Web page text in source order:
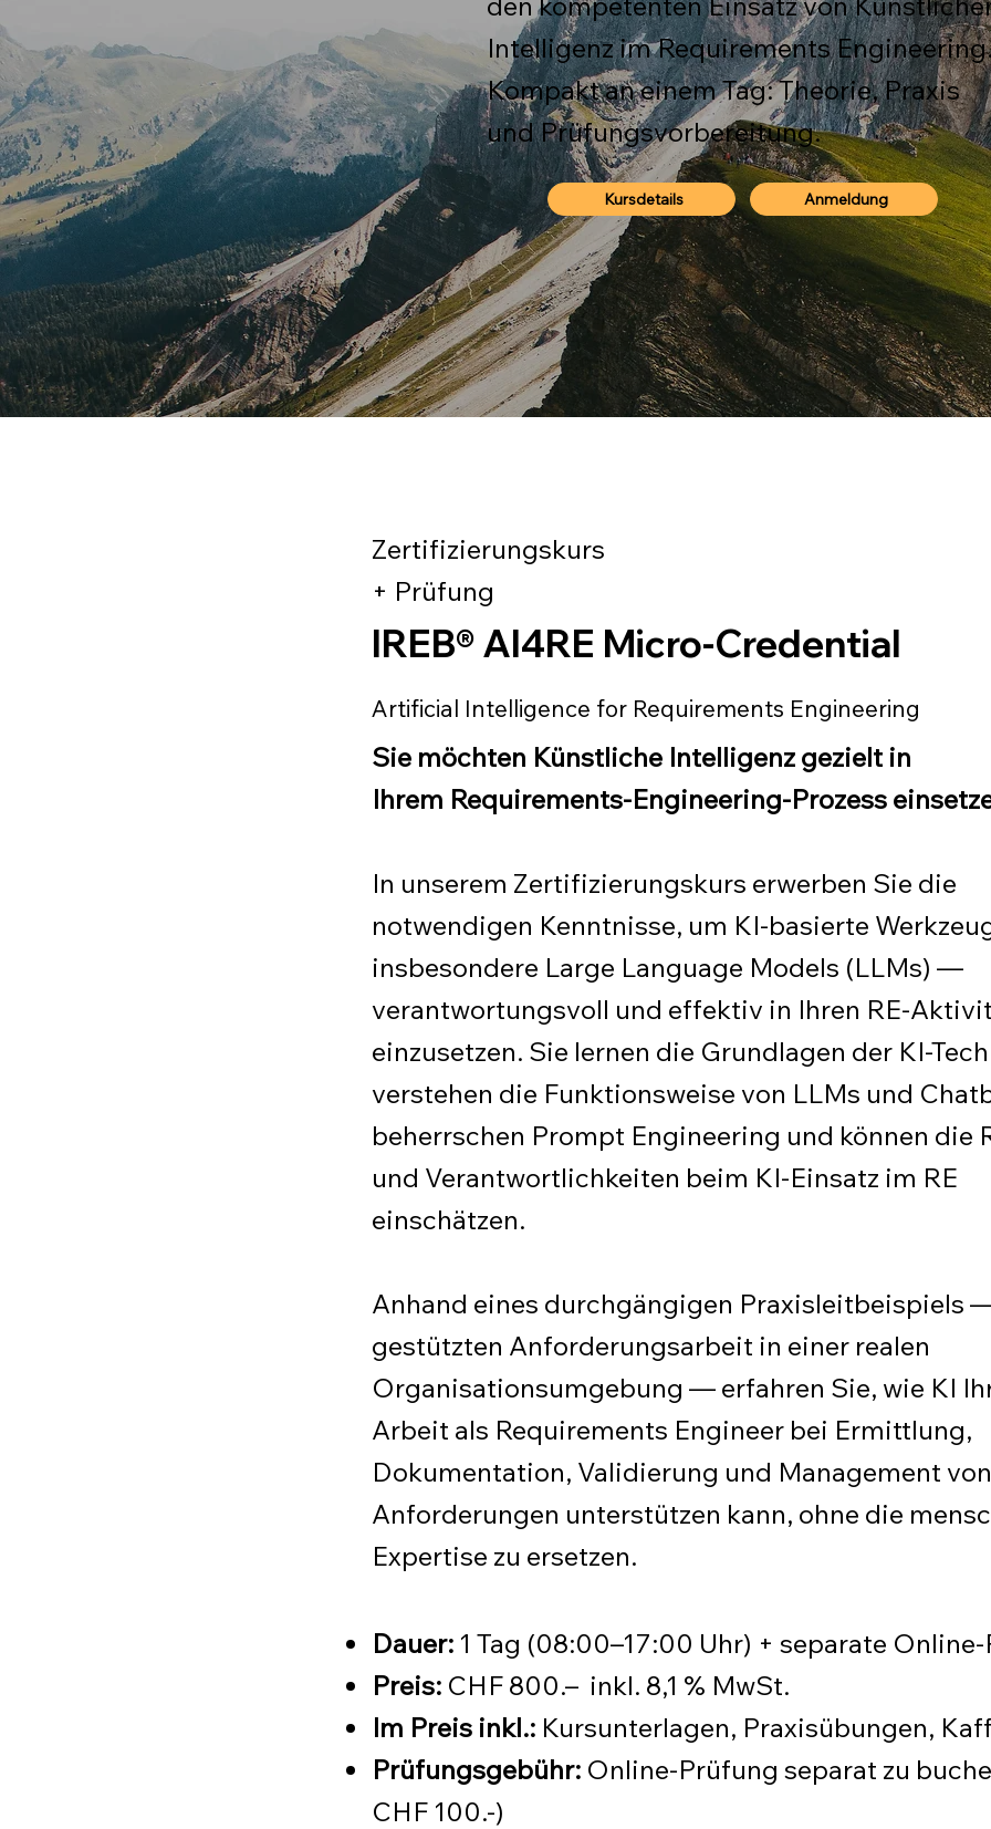
Intelligenz im Requirements
Kompakt an einem Tag: Theorie, Praxis
und Prüfungsvorbereitung.
Kursdetails Anmeldung
Zertifizierungskurs
+ Prüfung
IREB® AI4RE Micro-Credential
Artificial Intelligence for Requirements Engineering
Sie möchten Künstliche Intelligenz gezielt in
Ihrem Requirements-Engineering-Prozess
In unserem Zertifizierungskurs erwerben Sie die
notwendigen Kenntnisse, um KI-basierte
insbesondere Large Language Models (LLMs) —
verantwortungsvoll und effektiv in Ihren RE-
einzusetzen. Sie lernen die Grundlagen der KI-
verstehen die Funktionsweise von LLMs und
beherrschen Prompt Engineering und können die
und Verantwortlichkeiten beim KI-Einsatz im RE
einschätzen.
Anhand eines durchgängigen Praxisleitbeispiels
gestützten Anforderungsarbeit in einer realen
Organisationsumgebung — erfahren Sie, wie KI
Arbeit als Requirements Engineer bei Ermittlung,
Dokumentation, Validierung und Management von
Anforderungen unterstützen kann, ohne die
Expertise zu ersetzen.
Dauer: 1 Tag (08:00–17:00 Uhr) + separate
Preis: CHF 800.– inkl. 8,1 % MwSt.
Im Preis inkl.: Kursunterlagen, Praxisübungen,
Prüfungsgebühr: Online-Prüfung separat zu
CHF 100.-)